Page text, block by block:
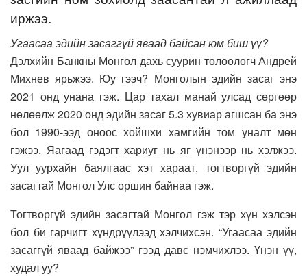
иржээ.
Угаасаа эдийн засаггүй яваад байсан юм биш үү?
Дэлхийн Банкны Монгол дахь суурин төлөөлөгч Андрей
Михнев ярьжээ. Юу гээч? Монголын эдийн засаг энэ
2021 онд унана гэж. Цар тахал манай улсад сөргөөр
нөлөөлж 2020 онд эдийн засаг 5.3 хувиар агшсан ба энэ
бол 1990-ээд оноос хойшхи хамгийн том уналт мөн
гэжээ. Яагаад гэдэгт хариуг нь яг үнэнээр нь хэлжээ.
Уул уурхайн баялгаас хэт хараат, тогтворгүй эдийн
засагтай Монгол Улс оршин байнаа гэж.
Тогтворгүй эдийн засагтай Монгол гэж тэр хүн хэлсэн
бол би гарчигт хүндрүүлээд хэлчихсэн. “Угаасаа эдийн
засаггүй яваад байжээ” гээд давс нэмчихлээ. Үнэн үү,
худал уу?